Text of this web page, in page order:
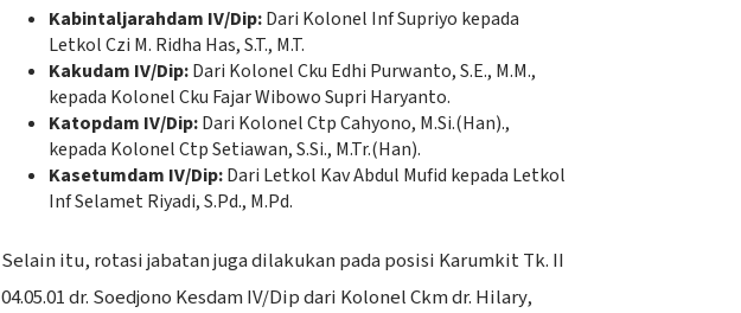
Kabintaljarahdam IV/Dip:Dari Kolonel Inf Supriyo kepada
Letkol Czi M. Ridha Has, S.T., M.T.
Kakudam IV/Dip:Dari Kolonel Cku Edhi Purwanto, S.E., M.M.,
kepada Kolonel Cku Fajar Wibowo Supri Haryanto.
Katopdam IV/Dip:Dari Kolonel Ctp Cahyono, M.Si.(Han).,
kepada Kolonel Ctp Setiawan, S.Si., M.Tr.(Han).
Kasetumdam IV/Dip:Dari Letkol Kav Abdul Mufid kepada Letkol
Inf Selamet Riyadi, S.Pd., M.Pd.
​Selain itu, rotasi jabatan juga dilakukan pada posisi Karumkit Tk. II
04.05.01 dr. Soedjono Kesdam IV/Dip dari Kolonel Ckm dr. Hilary,